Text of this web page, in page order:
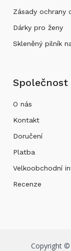
Zásady ochrany
Dárky pro ženy
Skleněný pilník
Společnost
O nás
Kontakt
Doručení
Platba
Velkoobchodní
Recenze
Copyright ©